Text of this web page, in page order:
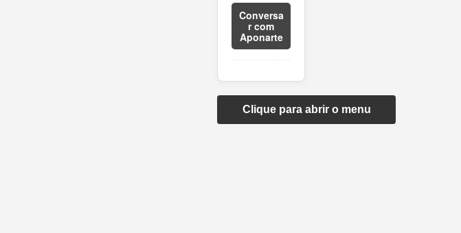
Conversa
r com
Aponarte
Clique para abrir o menu